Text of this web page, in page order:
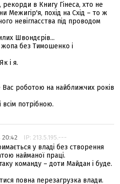
в Книгу Гінеса, хто не
Межигір'я, похід на Схід – то ж
невігласства під проводом
Швондєрів...
без Тимошенко і
і я.
Вас роботою на найближчих років
потрібною.
20:42 IP: 213.5.195.---
у владі без створення
найманої праці.
команду – доти Майдан і буде.
повна перезагрузка влади.